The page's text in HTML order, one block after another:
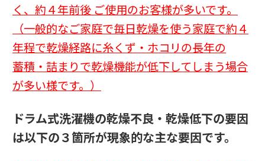
く、約４年前後 ご使用のお客様が多いです。
（一般的なご家庭で毎日乾燥を使う家庭で約４
年程で乾燥経路に糸くず・ホコリの長年の
蓄積・詰まりで乾燥機能が低下してしまう場合
が多い様です。 ）
ドラム式洗濯機の乾燥不良・乾燥低下の要因
は以下の３箇所が現象的な主な要因です。